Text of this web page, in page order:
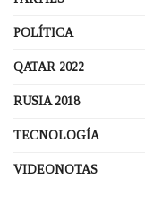
POLÍTICA
QATAR 2022
RUSIA 2018
TECNOLOGÍA
VIDEONOTAS